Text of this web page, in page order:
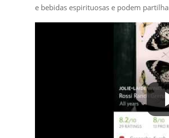
e bebidas espirituosas e podem